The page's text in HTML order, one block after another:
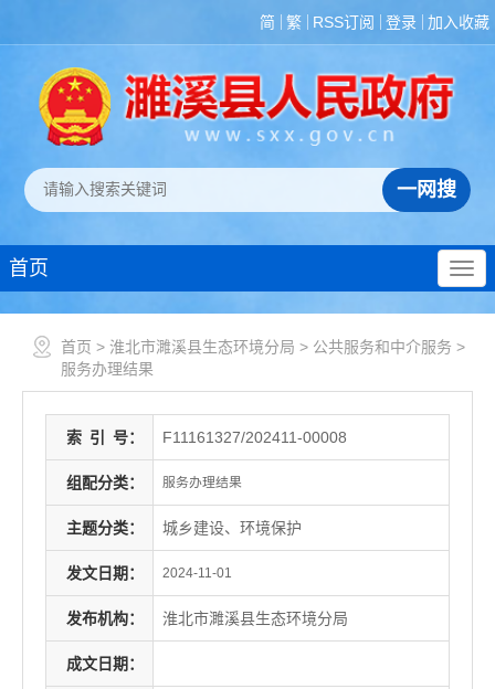
简 繁 RSS订阅 登录 加入收藏
首页
首页 > 淮北市濉溪县生态环境分局 > 公共服务和中介服务 >
服务办理结果
索 引 号： F11161327/202411-00008
组配分类： 服务办理结果
主题分类： 城乡建设、环境保护
发文日期： 2024-11-01
发布机构： 淮北市濉溪县生态环境分局
成文日期：